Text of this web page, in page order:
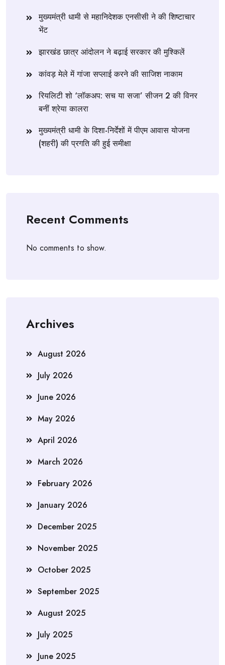
मुख्यमंत्री धामी से महानिदेशक एनसीसी ने की शिष्टाचार
भेंट
झारखंड छात्र आंदोलन ने बढ़ाई सरकार की मुश्किलें
कांवड़ मेले में गांजा सप्लाई करने की साजिश नाकाम
रियलिटी शो ‘लॉकअप: सच या सजा’ सीजन 2 की विनर
बनीं श्रेया कालरा
मुख्यमंत्री धामी के दिशा-निर्देशों में पीएम आवास योजना
(शहरी) की प्रगति की हुई समीक्षा
Recent Comments
No comments to show.
Archives
August 2026
July 2026
June 2026
May 2026
April 2026
March 2026
February 2026
January 2026
December 2025
November 2025
October 2025
September 2025
August 2025
July 2025
June 2025